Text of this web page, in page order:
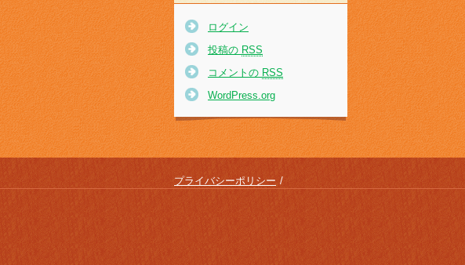
ログイン
投稿の RSS
コメントの RSS
WordPress.org
プライバシーポリシー